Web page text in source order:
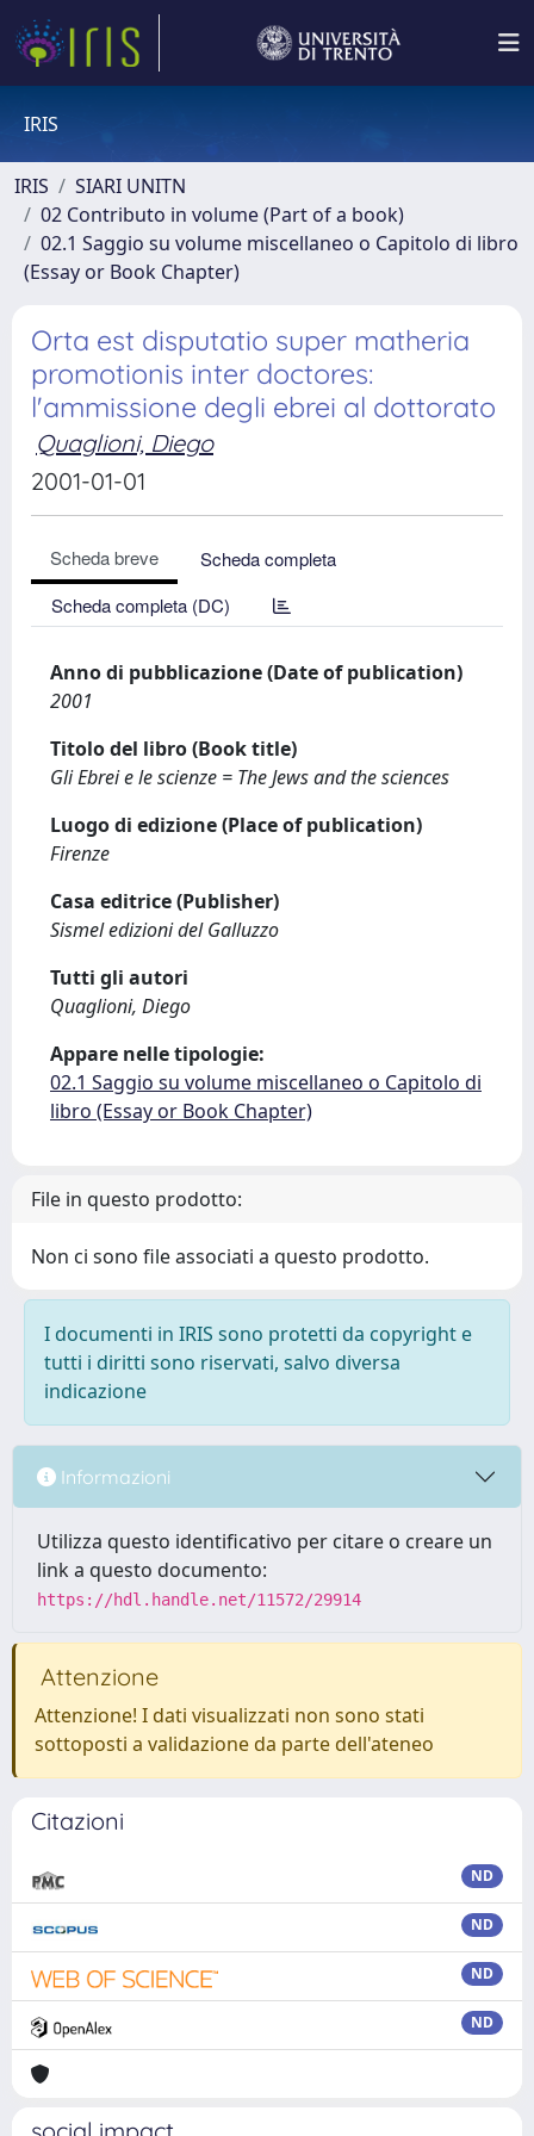
IRIS
IRIS
SIARI UNITN
02 Contributo in volume (Part of a book)
02.1 Saggio su volume miscellaneo o Capitolo di libro
(Essay or Book Chapter)
Orta est disputatio super matheria
promotionis inter doctores:
l'ammissione degli ebrei al dottorato
Quaglioni, Diego
2001-01-01
Scheda breve
Scheda completa
Scheda completa (DC)
Anno di pubblicazione (Date of publication)
2001
Titolo del libro (Book title)
Gli Ebrei e le scienze = The Jews and the sciences
Luogo di edizione (Place of publication)
Firenze
Casa editrice (Publisher)
Sismel edizioni del Galluzzo
Tutti gli autori
Quaglioni, Diego
Appare nelle tipologie:
02.1 Saggio su volume miscellaneo o Capitolo di
libro (Essay or Book Chapter)
File in questo prodotto:
Non ci sono file associati a questo prodotto.
I documenti in IRIS sono protetti da copyright e
tutti i diritti sono riservati, salvo diversa
indicazione
Informazioni
Utilizza questo identificativo per citare o creare un
link a questo documento:
https://hdl.handle.net/11572/29914
Attenzione
Attenzione! I dati visualizzati non sono stati
sottoposti a validazione da parte dell'ateneo
Citazioni
ND
ND
ND
ND